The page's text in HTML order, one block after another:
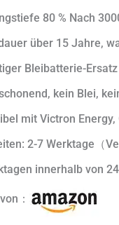
80 % Nach
über 15 Jahre,
Bleibatterie-Ersatz
kein Blei,
mit Victron Energy,
2-7 Werktage（
innerhalb von
：